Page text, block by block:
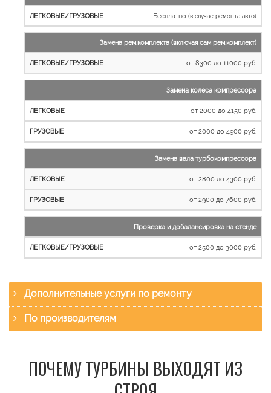
Бесплатно (в случае ремонта авто)
Замена рем.комплекта (включая сам рем.комплект)
от 8300 до 11000 руб.
Замена колеса компрессора
от 2000 до 4150 руб.
от 2000 до 4900 руб.
Замена вала турбокомпрессора
от 2800 до 4300 руб.
от 2900 до 7600 руб.
Проверка и добалансировка на стенде
от 2500 до 3000 руб.
Дополнительные услуги по ремонту
По производителям
ПОЧЕМУ ТУРБИНЫ ВЫХОДЯТ ИЗ